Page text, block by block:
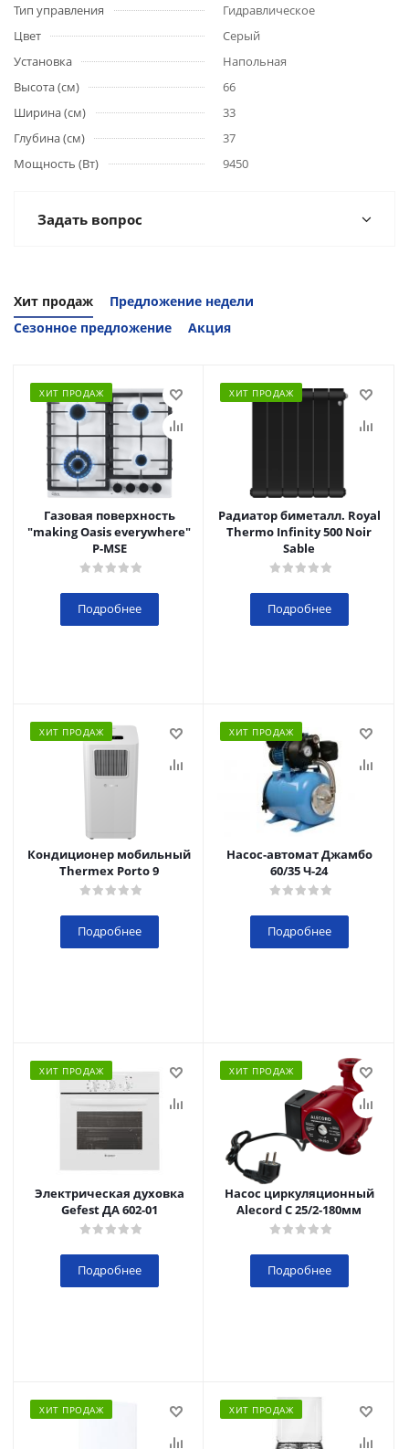
Тип управления
Гидравлическое
Цвет
Серый
Установка
Напольная
Высота (см)
66
Ширина (см)
33
Глубина (см)
37
Мощность (Вт)
9450
Задать вопрос
Хит продаж
Предложение недели
Сезонное предложение
Акция
ХИТ ПРОДАЖ
Газовая поверхность
"making Oasis everywhere"
P-MSE
Подробнее
ХИТ ПРОДАЖ
Радиатор биметалл. Royal
Thermo Infinity 500 Noir
Sable
Подробнее
ХИТ ПРОДАЖ
Кондиционер мобильный
Thermex Porto 9
Подробнее
ХИТ ПРОДАЖ
Насос-автомат Джамбо
60/35 Ч-24
Подробнее
ХИТ ПРОДАЖ
Электрическая духовка
Gefest ДА 602-01
Подробнее
ХИТ ПРОДАЖ
Насос циркуляционный
Alecord C 25/2-180мм
Подробнее
ХИТ ПРОДАЖ ХИТ ПРОДАЖ